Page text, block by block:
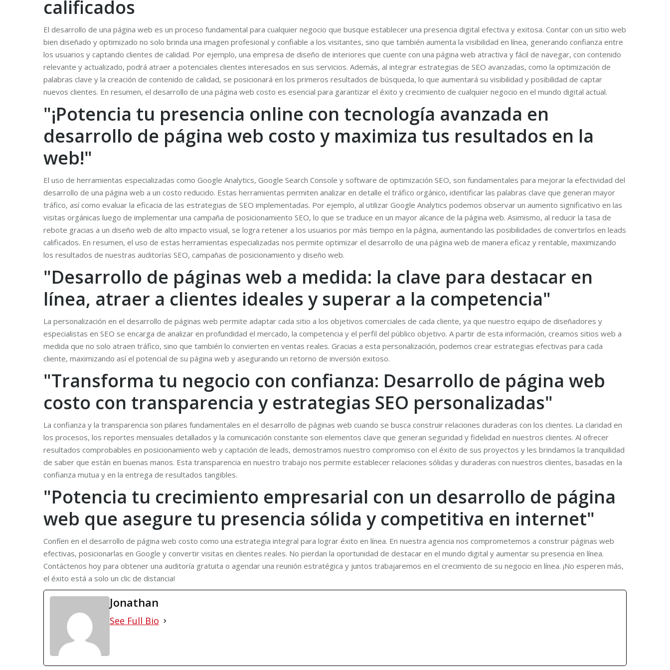
calificados
El desarrollo de una página web es un proceso fundamental para cualquier negocio que busque establecer una presencia digital efectiva y exitosa. Contar con un sitio web
bien diseñado y optimizado no solo brinda una imagen profesional y confiable a los visitantes, sino que también aumenta la visibilidad en línea, generando confianza entre
los usuarios y captando clientes de calidad. Por ejemplo, una empresa de diseño de interiores que cuente con una página web atractiva y fácil de navegar, con contenido
relevante y actualizado, podrá atraer a potenciales clientes interesados en sus servicios. Además, al integrar estrategias de SEO avanzadas, como la optimización de
palabras clave y la creación de contenido de calidad, se posicionará en los primeros resultados de búsqueda, lo que aumentará su visibilidad y posibilidad de captar
nuevos clientes. En resumen, el desarrollo de una página web costo es esencial para garantizar el éxito y crecimiento de cualquier negocio en el mundo digital actual.
"¡Potencia tu presencia online con tecnología avanzada en
desarrollo de página web costo y maximiza tus resultados en la
web!"
El uso de herramientas especializadas como Google Analytics, Google Search Console y software de optimización SEO, son fundamentales para mejorar la efectividad del
desarrollo de una página web a un costo reducido. Estas herramientas permiten analizar en detalle el tráfico orgánico, identificar las palabras clave que generan mayor
tráfico, así como evaluar la eficacia de las estrategias de SEO implementadas. Por ejemplo, al utilizar Google Analytics podemos observar un aumento significativo en las
visitas orgánicas luego de implementar una campaña de posicionamiento SEO, lo que se traduce en un mayor alcance de la página web. Asimismo, al reducir la tasa de
rebote gracias a un diseño web de alto impacto visual, se logra retener a los usuarios por más tiempo en la página, aumentando las posibilidades de convertirlos en leads
calificados. En resumen, el uso de estas herramientas especializadas nos permite optimizar el desarrollo de una página web de manera eficaz y rentable, maximizando
los resultados de nuestras auditorías SEO, campañas de posicionamiento y diseño web.
"Desarrollo de páginas web a medida: la clave para destacar en
línea, atraer a clientes ideales y superar a la competencia"
La personalización en el desarrollo de páginas web permite adaptar cada sitio a los objetivos comerciales de cada cliente, ya que nuestro equipo de diseñadores y
especialistas en SEO se encarga de analizar en profundidad el mercado, la competencia y el perfil del público objetivo. A partir de esta información, creamos sitios web a
medida que no solo atraen tráfico, sino que también lo convierten en ventas reales. Gracias a esta personalización, podemos crear estrategias efectivas para cada
cliente, maximizando así el potencial de su página web y asegurando un retorno de inversión exitoso.
"Transforma tu negocio con confianza: Desarrollo de página web
costo con transparencia y estrategias SEO personalizadas"
La confianza y la transparencia son pilares fundamentales en el desarrollo de páginas web cuando se busca construir relaciones duraderas con los clientes. La claridad en
los procesos, los reportes mensuales detallados y la comunicación constante son elementos clave que generan seguridad y fidelidad en nuestros clientes. Al ofrecer
resultados comprobables en posicionamiento web y captación de leads, demostramos nuestro compromiso con el éxito de sus proyectos y les brindamos la tranquilidad
de saber que están en buenas manos. Esta transparencia en nuestro trabajo nos permite establecer relaciones sólidas y duraderas con nuestros clientes, basadas en la
confianza mutua y en la entrega de resultados tangibles.
"Potencia tu crecimiento empresarial con un desarrollo de página
web que asegure tu presencia sólida y competitiva en internet"
Confíen en el desarrollo de página web costo como una estrategia integral para lograr éxito en línea. En nuestra agencia nos comprometemos a construir páginas web
efectivas, posicionarlas en Google y convertir visitas en clientes reales. No pierdan la oportunidad de destacar en el mundo digital y aumentar su presencia en línea.
Contáctenos hoy para obtener una auditoría gratuita o agendar una reunión estratégica y juntos trabajaremos en el crecimiento de su negocio en línea. ¡No esperen más,
el éxito está a solo un clic de distancia!
Jonathan
See Full Bio